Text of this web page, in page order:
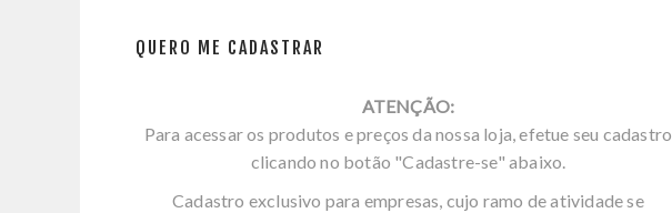
QUERO ME CADASTRAR
ATENÇÃO:
Para acessar os produtos e preços da nossa loja, efetue seu cadastro
clicando no botão "Cadastre-se" abaixo.
Cadastro exclusivo para empresas, cujo ramo de atividade se